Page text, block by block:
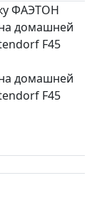
ФАЭТОН
домашней
F45
домашней
F45